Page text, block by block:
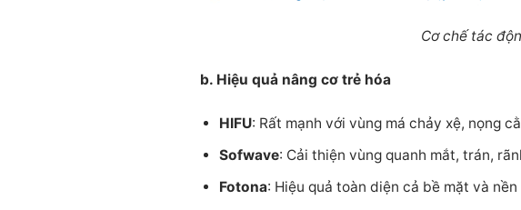
Cơ chế tác
b. Hiệu quả nâng cơ trẻ hóa
HIFU: Rất mạnh với vùng má chảy xệ, nọng
Sofwave: Cải thiện vùng quanh mắt, trán,
Fotona: Hiệu quả toàn diện cả bề mặt và